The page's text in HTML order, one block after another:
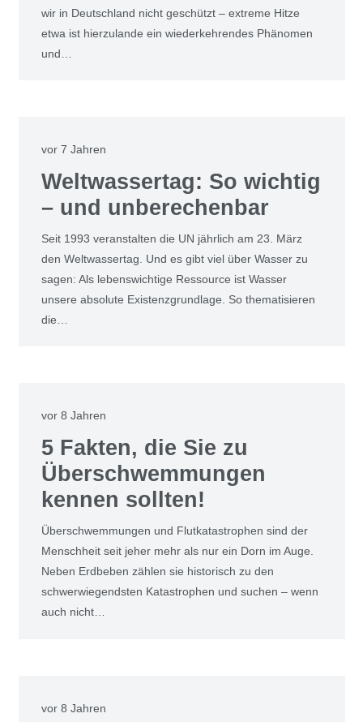
wir in Deutschland nicht geschützt – extreme Hitze
etwa ist hierzulande ein wiederkehrendes Phänomen
und…
vor 7 Jahren
Weltwassertag: So wichtig
– und unberechenbar
Seit 1993 veranstalten die UN jährlich am 23. März
den Weltwassertag. Und es gibt viel über Wasser zu
sagen: Als lebenswichtige Ressource ist Wasser
unsere absolute Existenzgrundlage. So thematisieren
die…
vor 8 Jahren
5 Fakten, die Sie zu
Überschwemmungen
kennen sollten!
Überschwemmungen und Flutkatastrophen sind der
Menschheit seit jeher mehr als nur ein Dorn im Auge.
Neben Erdbeben zählen sie historisch zu den
schwerwiegendsten Katastrophen und suchen – wenn
auch nicht…
vor 8 Jahren